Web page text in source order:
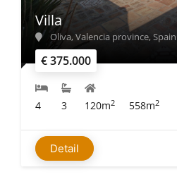
€ 375.000
Villa
Oliva, Valencia province, Spain
4 3 120m2 558m2
Detail